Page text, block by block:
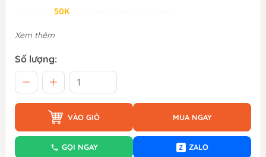
50K
Xem thêm
Số lượng:
VÀO GIỎ MUA NGAY
GỌI NGAY Z ZALO